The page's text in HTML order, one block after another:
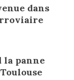
dans
la panne